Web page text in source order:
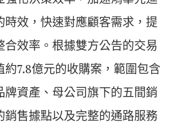
時效，快速對應顧客需求，提
合效率。根據雙方公告的交易
約7.8億元的收購案，範圍包含
牌資產、母公司旗下的五間銷
銷售據點以及完整的通路服務